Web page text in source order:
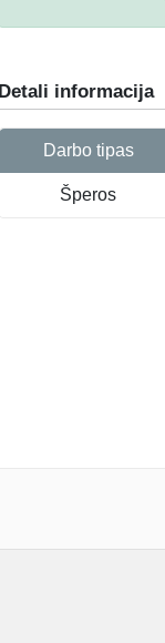
Detali informacija
Darbo tipas
Šperos